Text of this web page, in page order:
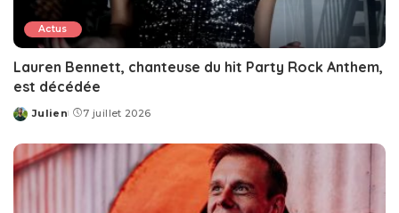
Actus
Lauren Bennett, chanteuse du hit Party Rock Anthem,
est décédée
Posted
Julien 7 juillet 2026